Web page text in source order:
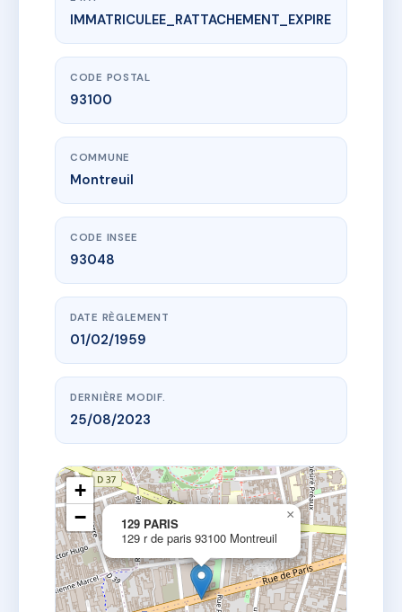
www.vme.plus/AG5737259
129 PARIS
129 r de paris
IMMATRICULEE_RATTACHEMENT_EXPIRE
CODE POSTAL
93100
COMMUNE
Montreuil
CODE INSEE
93048
DATE RÈGLEMENT
01/02/1959
DERNIÈRE MODIF.
25/08/2023
129 PARIS
129 r de paris 93100 Montreuil
×
+
−